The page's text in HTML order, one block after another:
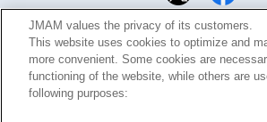
JMAM values the privacy of its customers.
This website uses cookies to optimize and
more convenient. Some cookies are
functioning of the website, while others are
following purposes: